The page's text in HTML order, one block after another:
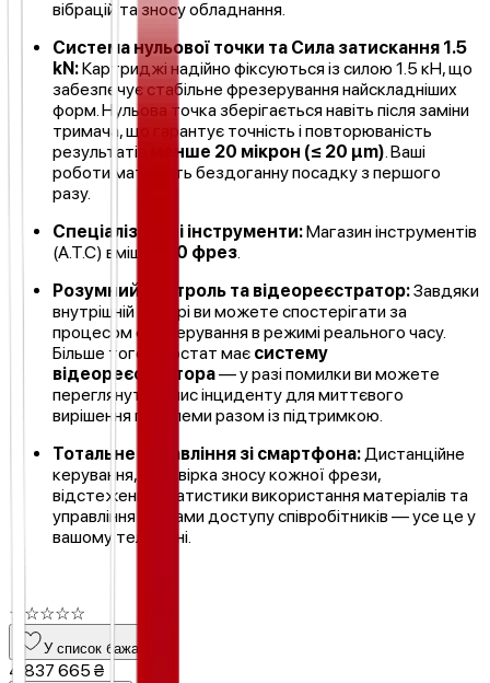
вібрацій та зносу обладнання.
Система нульової точки та Сила затискання 1.5
kN:Картриджі надійно фіксуються із силою 1.5 кН, що
забезпечує стабільне фрезерування найскладніших
форм. Нульова точка зберігається навіть після заміни
тримача, що гарантує точність і повторюваність
результатів
менше 20 мікрон (≤ 20 µm). Ваші
роботи матимуть бездоганну посадку з першого
разу.
Спеціалізовані інструменти:Магазин інструментів
(A.T.C) вміщує
20 фрез.
Розумний контроль та відеореєстратор:Завдяки
внутрішній камері ви можете спостерігати за
процесом фрезерування в режимі реального часу.
Більше того, верстат має систему
відеореєстратора— у разі помилки ви можете
переглянути запис інциденту для миттєвого
вирішення проблеми разом із підтримкою.
Тотальне управління зі смартфона:Дистанційне
керування, перевірка зносу кожної фрези,
відстеження статистики використання матеріалів та
управління правами доступу співробітників — усе це у
вашому телефоні.
☆ ☆☆☆☆
У список бажань
4 837 665 ₴